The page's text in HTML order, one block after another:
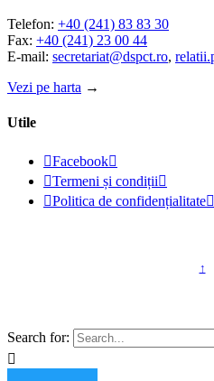
Telefon: +40 (241) 83 83 30
Fax: +40 (241) 23 00 44
E-mail: secretariat@dspct.ro,
Vezi pe harta →
Utile
Facebook
Termeni și condiții
Politica de confidențialitate
↑
Search for:
